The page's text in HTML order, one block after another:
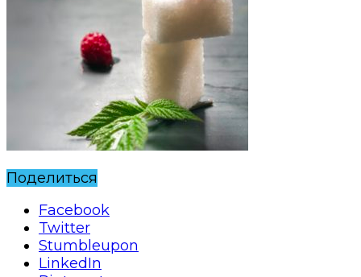
Поделиться
Facebook
Twitter
Stumbleupon
LinkedIn